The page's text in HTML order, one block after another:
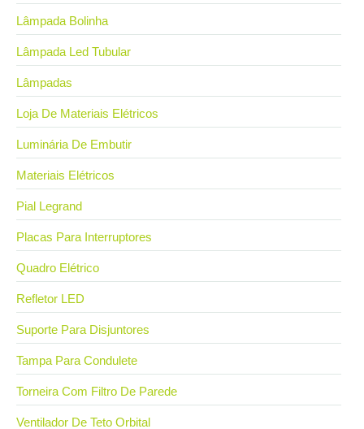
Lâmpada Bolinha
Lâmpada Led Tubular
Lâmpadas
Loja De Materiais Elétricos
Luminária De Embutir
Materiais Elétricos
Pial Legrand
Placas Para Interruptores
Quadro Elétrico
Refletor LED
Suporte Para Disjuntores
Tampa Para Condulete
Torneira Com Filtro De Parede
Ventilador De Teto Orbital